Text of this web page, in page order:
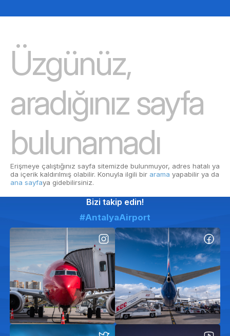
Üzgünüz,
aradığınız sayfa
bulunamadı
Erişmeye çalıştığınız sayfa sitemizde bulunmuyor, adres hatalı ya
da içerik kaldırılmış olabilir. Konuyla ilgili bir arama yapabilir ya da
ana sayfaya gidebilirsiniz.
Bizi takip edin!
#AntalyaAirport